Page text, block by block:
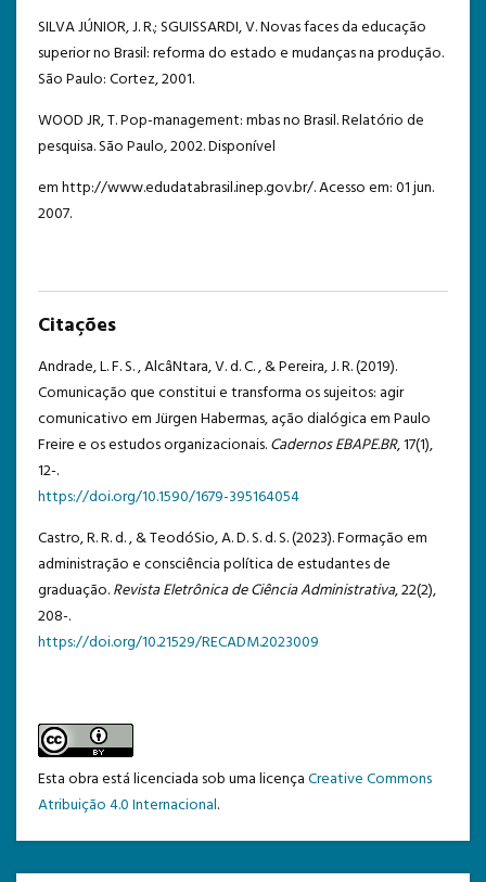
SILVA JÚNIOR, J. R.; SGUISSARDI, V. Novas faces da educação
superior no Brasil: reforma do estado e mudanças na produção.
São Paulo: Cortez, 2001.
WOOD JR, T. Pop-management: mbas no Brasil. Relatório de
pesquisa. São Paulo, 2002. Disponível
em http://www.edudatabrasil.inep.gov.br/. Acesso em: 01 jun.
2007.
Citações
Andrade, L. F. S. , AlcâNtara, V. d. C. , & Pereira, J. R. (2019).
Comunicação que constitui e transforma os sujeitos: agir
comunicativo em Jürgen Habermas, ação dialógica em Paulo
Freire e os estudos organizacionais.Cadernos EBAPE.BR, 17(1),
12-.
https://doi.org/10.1590/1679-395164054
Castro, R. R. d. , & TeodóSio, A. D. S. d. S. (2023). Formação em
administração e consciência política de estudantes de
graduação.Revista Eletrônica de Ciência Administrativa, 22(2),
208-.
https://doi.org/10.21529/RECADM.2023009
Esta obra está licenciada sob uma licençaCreative Commons
Atribuição 4.0 Internacional.